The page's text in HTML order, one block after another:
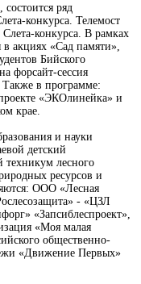
состоится ряд
конкурса. Телемост
конкурса. В рамках
в акциях «Сад памяти»,
Бийского
форсайт-сессия
Также в программе:
«ЭКОлинейка» и
крае.
и науки
детский
лесного
ресурсов и
ООО «Лесная
- «ЦЗЛ
«Запсиблеспроект»,
«Моя малая
общественно-
«Движение Первых»